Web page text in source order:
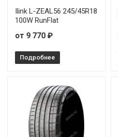
Ilink L-ZEAL56 245/45R18
100W RunFlat
от 9 770 ₽
Подробнее